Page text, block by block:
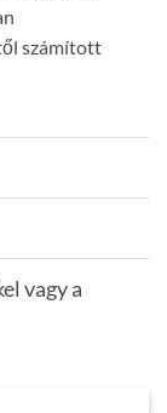
számított
vagy a